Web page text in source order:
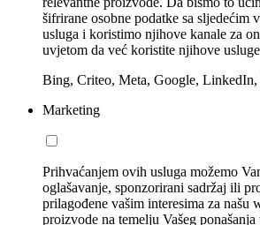
šifrirane osobne podatke sa sljedećim
usluga i koristimo njihove kanale za
uvjetom da već koristite njihove
Bing, Criteo, Meta, Google,
Marketing
Prihvaćanjem ovih usluga možemo
oglašavanje, sponzorirani sadržaj ili
prilagođene vašim interesima za našu
proizvode na temelju Vašeg